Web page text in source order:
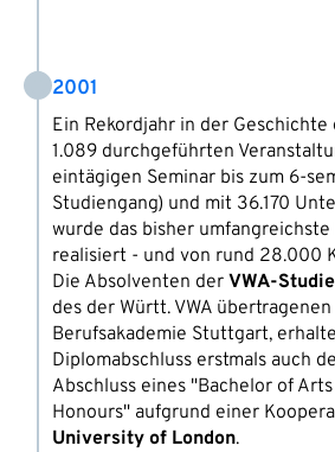
2001
Ein Rekordjahr in der Geschichte
1.089 durchgeführten
eintägigen Seminar bis zum 6-
Studiengang) und mit 36.170
wurde das bisher
realisiert - und von rund 28.000
Die Absolventen der VWA-
des der Württ. VWA
Berufsakademie Stuttgart,
Diplomabschluss erstmals auch
Abschluss eines "Bachelor of
Honours" aufgrund einer
University of London.